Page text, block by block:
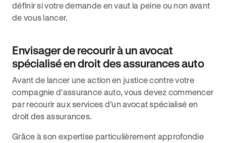
définir si votre demande en vaut la peine ou non avant
de vous lancer.
Envisager de recourir à un avocat
spécialisé en droit des assurances auto
Avant de lancer une action en justice contre votre
compagnie d'assurance auto, vous devez commencer
par recourir aux services d’un avocat spécialisé en
droit des assurances.
Grâce à son expertise particulièrement approfondie